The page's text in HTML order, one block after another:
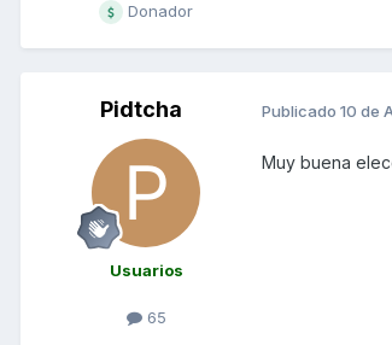
Donador
Pidtcha
Usuarios
65
Publicado 10 de
Muy buena